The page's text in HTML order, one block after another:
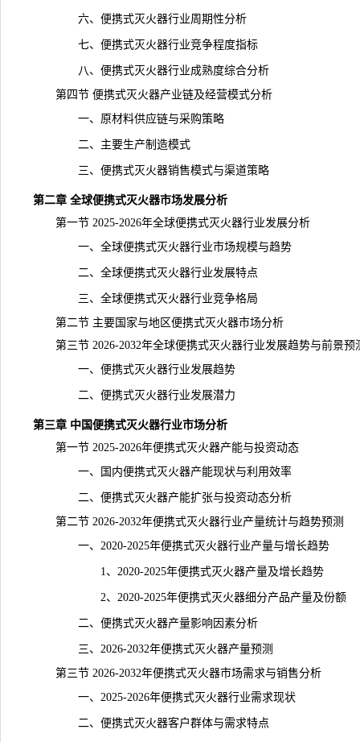
六、便携式灭火器行业周期性分析
七、便携式灭火器行业竞争程度指标
八、便携式灭火器行业成熟度综合分析
第四节 便携式灭火器产业链及经营模式分析
一、原材料供应链与采购策略
二、主要生产制造模式
三、便携式灭火器销售模式与渠道策略
第二章 全球便携式灭火器市场发展分析
第一节 2025-2026年全球便携式灭火器行业发展分析
一、全球便携式灭火器行业市场规模与趋势
二、全球便携式灭火器行业发展特点
三、全球便携式灭火器行业竞争格局
第二节 主要国家与地区便携式灭火器市场分析
第三节 2026-2032年全球便携式灭火器行业发展趋势与前景预
一、便携式灭火器行业发展趋势
二、便携式灭火器行业发展潜力
第三章 中国便携式灭火器行业市场分析
第一节 2025-2026年便携式灭火器产能与投资动态
一、国内便携式灭火器产能现状与利用效率
二、便携式灭火器产能扩张与投资动态分析
第二节 2026-2032年便携式灭火器行业产量统计与趋势预测
一、2020-2025年便携式灭火器行业产量与增长趋势
1、2020-2025年便携式灭火器产量及增长趋势
2、2020-2025年便携式灭火器细分产品产量及份额
二、便携式灭火器产量影响因素分析
三、2026-2032年便携式灭火器产量预测
第三节 2026-2032年便携式灭火器市场需求与销售分析
一、2025-2026年便携式灭火器行业需求现状
二、便携式灭火器客户群体与需求特点